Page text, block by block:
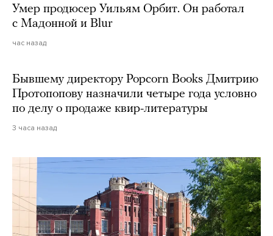
Умер продюсер Уильям Орбит. Он работал
с Мадонной и Blur
час назад
Бывшему директору Popcorn Books Дмитрию
Протопопову назначили четыре года условно
по делу о продаже квир-литературы
3 часа назад